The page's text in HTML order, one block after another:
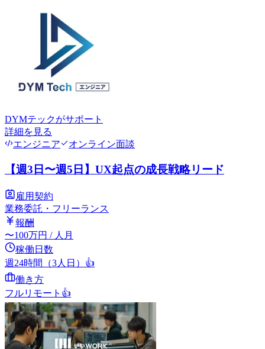
DYMテックがサポート
詳細を見る
エンジニア
オンライン面談
【週3日〜週5日】UX起点の成長戦略リード
雇用契約
業務委託・フリーランス
報酬
〜100万円 / 人月
稼働日数
週24時間（3人日） 👍
働き方
フルリモート 👍